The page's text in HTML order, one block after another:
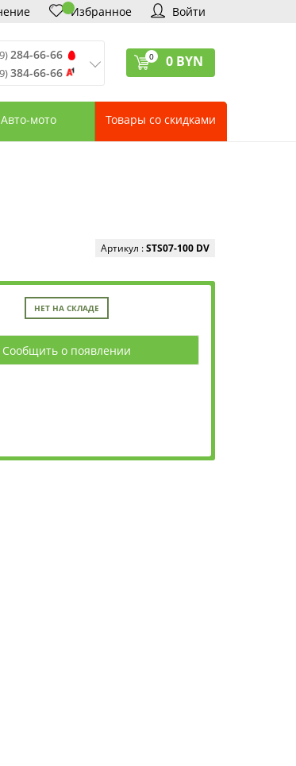
Избранное Войти
284-66-66
384-66-66
0 0 BYN
Авто-мото Товары со скидками
Артикул :STS07-100 DV
НЕТ НА СКЛАДЕ
Сообщить о появлении